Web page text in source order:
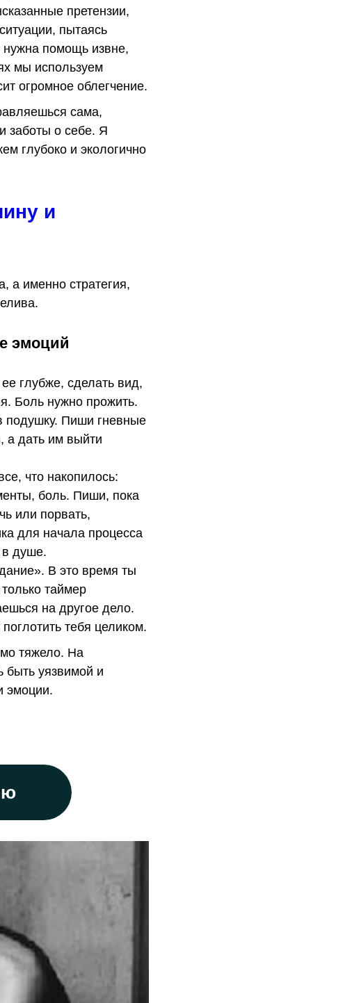
претензии,
пытаясь
нужна помощь извне,
мы используем
огромное облегчение.
сама,
заботы о себе. Я
глубоко и экологично
и
а именно стратегия,
эмоций
глубже, сделать вид,
Боль нужно прожить.
подушку. Пиши гневные
а дать им выйти
что накопилось:
боль. Пиши, пока
или порвать,
для начала процесса
в душе.
В это время ты
таймер
на другое дело.
тебя целиком.
тяжело. На
быть уязвимой и
эмоции.